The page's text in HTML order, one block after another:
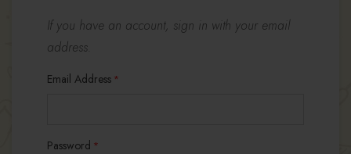
If you have an account, sign in with your email
address.
Email Address
Password